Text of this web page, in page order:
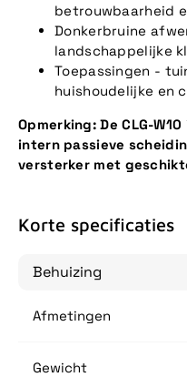
betrouwbaarheid
Donkerbruine
landschappelijke
Toepassingen -
huishoudelijke en
Opmerking: De CLG-
intern passieve
versterker met
Korte specificaties
Behuizing
Afmetingen
Gewicht